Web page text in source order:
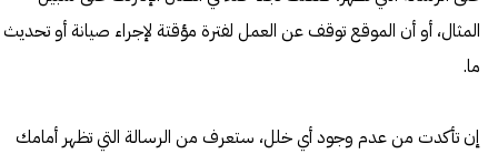
المثال، أو أن الموقع توقف عن العمل لفترة مؤقتة لإجراء صيانة أو تحديث
ما.
إن تأكدت من عدم وجود أي خلل، ستعرف من الرسالة التي تظهر أمامك